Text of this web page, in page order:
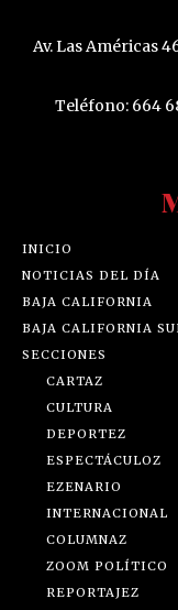
Av. Las Américas
Teléfono: 664
INICIO
NOTICIAS DEL DÍA
BAJA CALIFORNIA
BAJA CALIFORNIA
SECCIONES
CARTAZ
CULTURA
DEPORTEZ
ESPECTÁCULOZ
EZENARIO
INTERNACIONAL
COLUMNAZ
ZOOM POLÍTICO
REPORTAJEZ